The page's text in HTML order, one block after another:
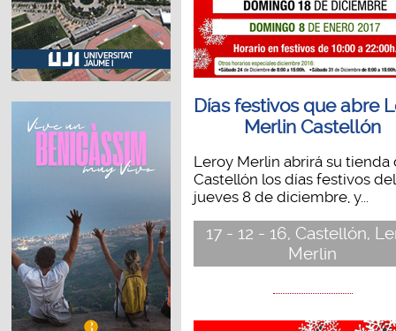
Días festivos que abre
Merlin Castellón
Leroy Merlin abrirá su tienda
Castellón los días festivos del
jueves 8 de diciembre, y...
17 - 12 - 16, Castellón,
Merlin